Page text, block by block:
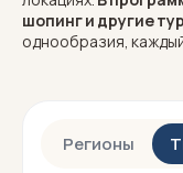
Регионы
шопинг и другие
однообразия,